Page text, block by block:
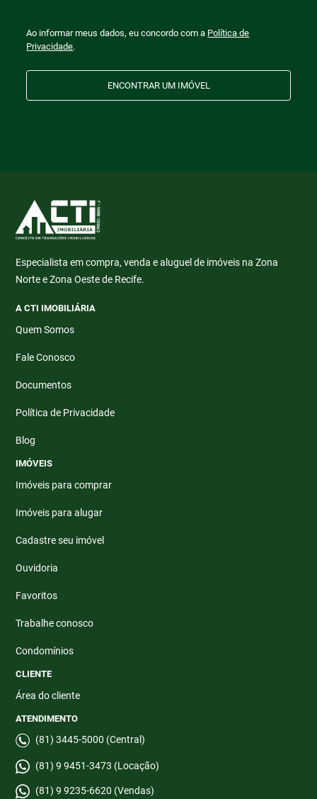
Ao informar meus dados, eu concordo com a Política de
Privacidade.
ENCONTRAR UM IMÓVEL
Especialista em compra, venda e aluguel de imóveis na Zona
Norte e Zona Oeste de Recife.
A CTI IMOBILIÁRIA
Quem Somos
Fale Conosco
Documentos
Política de Privacidade
Blog
IMÓVEIS
Imóveis para comprar
Imóveis para alugar
Cadastre seu imóvel
Ouvidoria
Favoritos
Trabalhe conosco
Condomínios
CLIENTE
Área do cliente
ATENDIMENTO
(81) 3445-5000 (Central)
(81) 9 9451-3473 (Locação)
(81) 9 9235-6620 (Vendas)